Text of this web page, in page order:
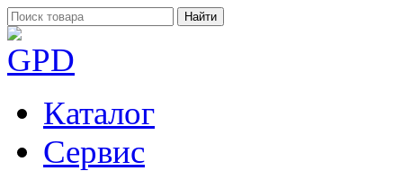
Найти
Каталог
Сервис